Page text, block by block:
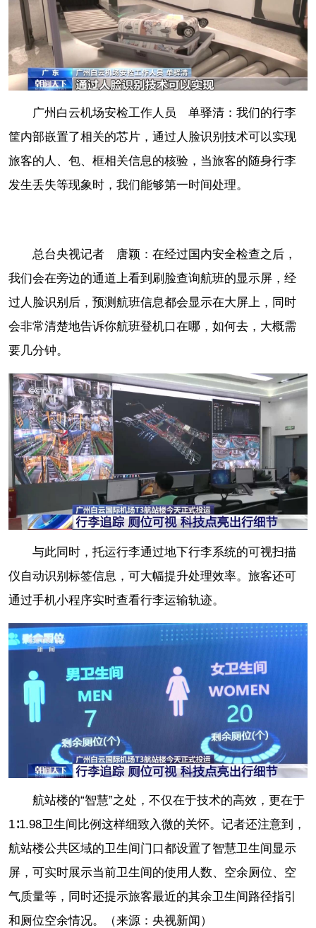
广州白云机场安检工作人员 单驿清：我们的行李
筐内部嵌置了相关的芯片，通过人脸识别技术可以实现
旅客的人、包、框相关信息的核验，当旅客的随身行李
发生丢失等现象时，我们能够第一时间处理。
总台央视记者 唐颖：在经过国内安全检查之后，
我们会在旁边的通道上看到刷脸查询航班的显示屏，经
过人脸识别后，预测航班信息都会显示在大屏上，同时
会非常清楚地告诉你航班登机口在哪，如何去，大概需
要几分钟。
与此同时，托运行李通过地下行李系统的可视扫描
仪自动识别标签信息，可大幅提升处理效率。旅客还可
通过手机小程序实时查看行李运输轨迹。
航站楼的“智慧”之处，不仅在于技术的高效，更在于
1∶1.98卫生间比例这样细致入微的关怀。记者还注意到，
航站楼公共区域的卫生间门口都设置了智慧卫生间显示
屏，可实时展示当前卫生间的使用人数、空余厕位、空
气质量等，同时还提示旅客最近的其余卫生间路径指引
和厕位空余情况。（来源：央视新闻）